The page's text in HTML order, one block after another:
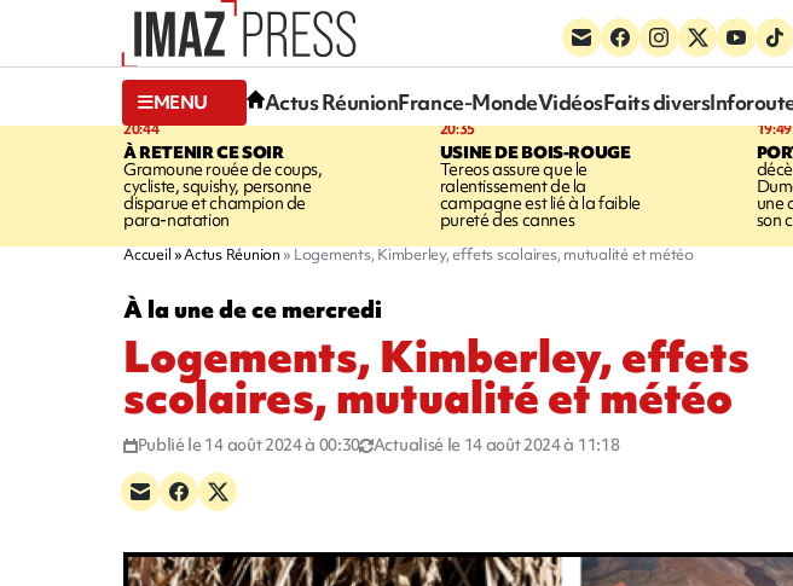
MENU Actus RéunionFrance-MondeVidéosFaits divers
20:44
À RETENIR CE SOIR
Gramoune rouée de coups,
cycliste, squishy, personne
disparue et champion de
para-natation
20:35
USINE DE BOIS-ROUGE
Tereos assure que le
ralentissement de la
campagne est lié à la faible
pureté des cannes
19:49
une
son
Accueil Actus Réunion Logements, Kimberley, effets scolaires, mutualité et météo
À la une de ce mercredi
Logements, Kimberley, effets
scolaires, mutualité et météo
Publié le 14 août 2024 à 00:30 Actualisé le 14 août 2024 à 11:18